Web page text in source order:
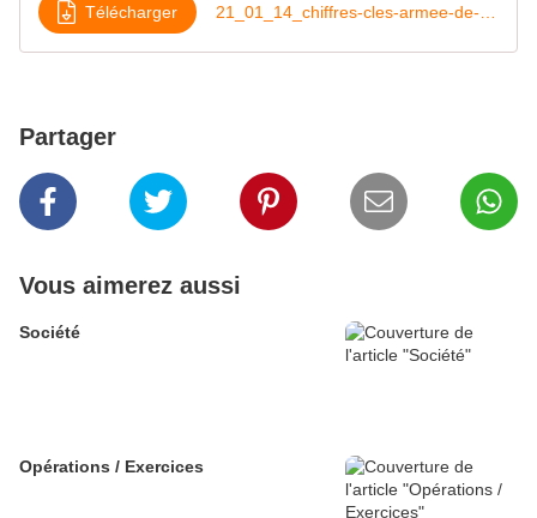
Télécharger
Partager
Vous aimerez aussi
Société
Opérations / Exercices